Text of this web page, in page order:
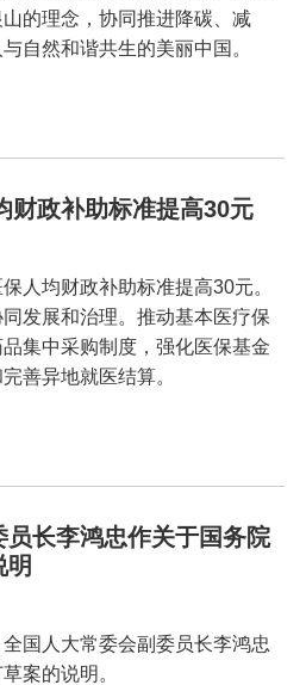
的理念，协同推进降碳、减
自然和谐共生的美丽中国。
财政补助标准提高30元
人均财政补助标准提高30元。
发展和治理。推动基本医疗保
集中采购制度，强化医保基金
善异地就医结算。
长李鸿忠作关于国务院
明
国人大常委会副委员长李鸿忠
案的说明。